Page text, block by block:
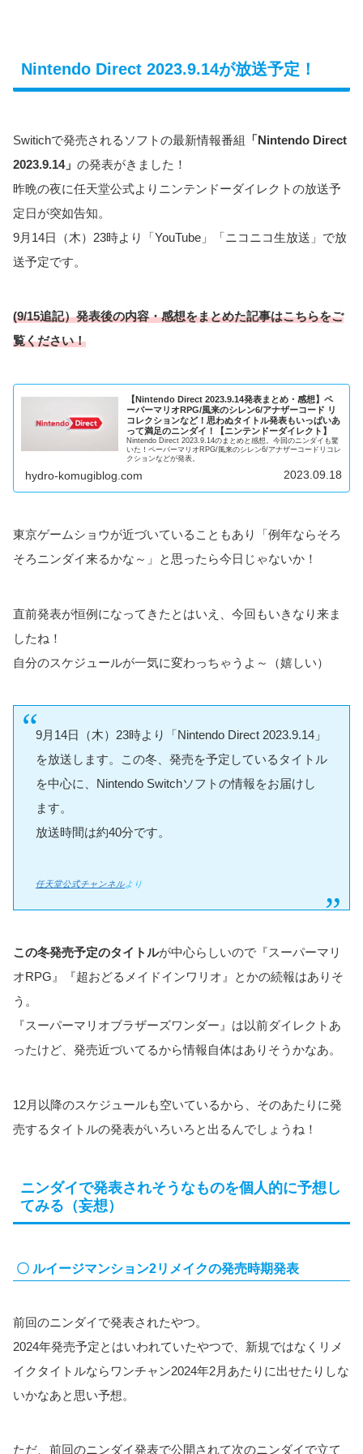
Nintendo Direct 2023.9.14が放送予定！
Switichで発売されるソフトの最新情報番組
「Nintendo Direct
2023.9.14」 の発表がきました！
昨晩の夜に任天堂公式よりニンテンドーダイレクトの放送予
定日が突如告知。
9月14日（木）23時より「YouTube」「ニコニコ生放送」で放
送予定です。
(9/15追記）発表後の内容・感想をまとめた記事はこちらをご
覧ください！
【Nintendo Direct 2023.9.14発表まとめ・感想】ペ
ーパーマリオRPG/風来のシレン6/アナザーコード リ
コレクションなど！思わぬタイトル発表もいっぱいあ
って満足のニンダイ！【ニンテンドーダイレクト】
Nintendo Direct 2023.9.14のまとめと感想。今回のニンダイも驚
いた！ペーパーマリオRPG/風来のシレン6/アナザーコードリコレ
クションなどが発表。
hydro-komugiblog.com 2023.09.18
東京ゲームショウが近づいていることもあり「例年ならそろ
そろニンダイ来るかな～」と思ったら今日じゃないか！
直前発表が恒例になってきたとはいえ、今回もいきなり来ま
したね！
自分のスケジュールが一気に変わっちゃうよ～（嬉しい）
9月14日（木）23時より「Nintendo Direct 2023.9.14」
を放送します。この冬、発売を予定しているタイトル
を中心に、Nintendo Switchソフトの情報をお届けし
ます。
放送時間は約40分です。
任天堂公式チャンネルより
この冬発売予定のタイトルが中心らしいので『スーパーマリ
オRPG』『超おどるメイドインワリオ』とかの続報はありそ
う。
『スーパーマリオブラザーズワンダー』は以前ダイレクトあ
ったけど、発売近づいてるから情報自体はありそうかなあ。
12月以降のスケジュールも空いているから、そのあたりに発
売するタイトルの発表がいろいろと出るんでしょうね！
ニンダイで発表されそうなものを個人的に予想し
てみる（妄想）
〇 ルイージマンション2リメイクの発売時期発表
前回のニンダイで発表されたやつ。
2024年発売予定とはいわれていたやつで、新規ではなくリメ
イクタイトルならワンチャン2024年2月あたりに出せたりしな
いかなあと思い予想。
ただ、前回のニンダイ発表で公開されて次のニンダイで立て